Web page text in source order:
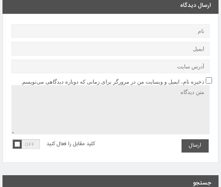
ارسال دیدگاه
ذخیره نام، ایمیل و وبسایت من در مرورگر برای زمانی که دوباره دیدگاهی می‌نویسم.
کلید مقابل را فعال کنید
جستجو